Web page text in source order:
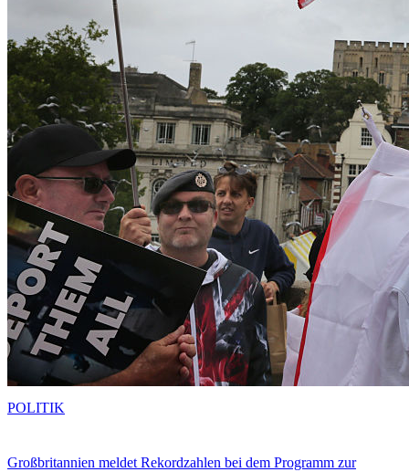
Großbritannien meldet Rekordzahlen bei dem Programm zur
POLITIK